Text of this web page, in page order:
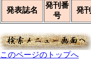
発表誌名
発刊番
号
発
このページのトップへ